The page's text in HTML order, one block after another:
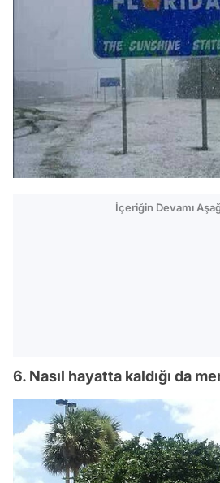
İçeriğin Devamı
6. Nasıl hayatta kaldığı da